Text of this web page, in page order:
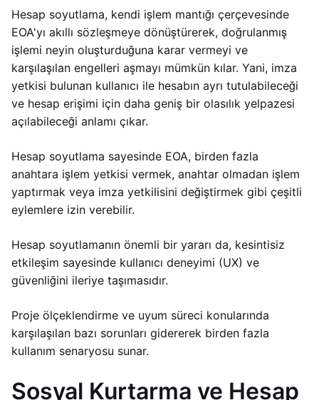
Hesap soyutlama, kendi işlem mantığı çerçevesinde
EOA'yı akıllı sözleşmeye dönüştürerek, doğrulanmış
işlemi neyin oluşturduğuna karar vermeyi ve
karşılaşılan engelleri aşmayı mümkün kılar. Yani, imza
yetkisi bulunan kullanıcı ile hesabın ayrı tutulabileceği
ve hesap erişimi için daha geniş bir olasılık yelpazesi
açılabileceği anlamı çıkar.
Hesap soyutlama sayesinde EOA, birden fazla
anahtara işlem yetkisi vermek, anahtar olmadan işlem
yaptırmak veya imza yetkilisini değiştirmek gibi çeşitli
eylemlere izin verebilir.
Hesap soyutlamanın önemli bir yararı da, kesintisiz
etkileşim sayesinde kullanıcı deneyimi (UX) ve
güvenliğini ileriye taşımasıdır.
Proje ölçeklendirme ve uyum süreci konularında
karşılaşılan bazı sorunları gidererek birden fazla
kullanım senaryosu sunar.
Sosyal Kurtarma ve Hesap